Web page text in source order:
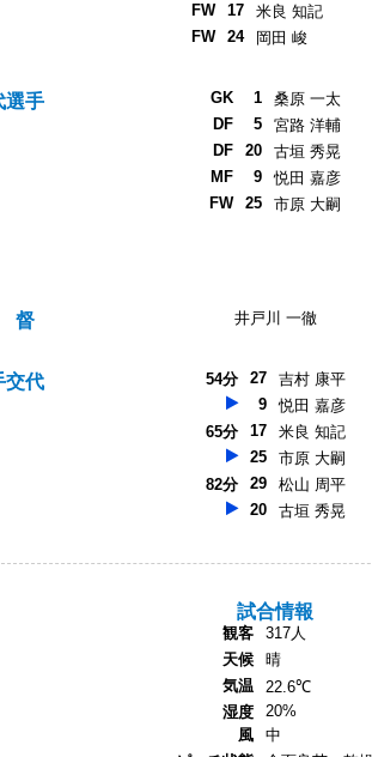
FW
17
米良 知記
FW
24 岡田 峻
選手 GK 1
桑原 一太
DF
5
宮路 洋輔
DF
20
古垣 秀晃
MF
9
悦田 嘉彦
FW
25 市原 大嗣
督 井戸川 一徹
交代 54分 27
吉村 康平
9
悦田 嘉彦
65分
17
米良 知記
25
市原 大嗣
82分
29
松山 周平
20
古垣 秀晃
試合情報
観客
317人
天候
晴
気温
22.6℃
湿度
20%
風
中